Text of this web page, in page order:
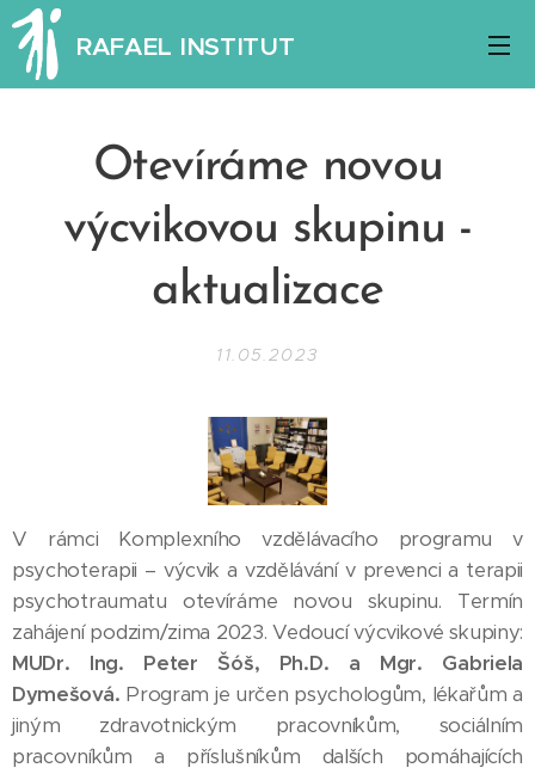
RAFAEL INSTITUT
Otevíráme novou
výcvikovou skupinu -
aktualizace
11.05.2023
V rámci Komplexního vzdělávacího programu v
psychoterapii – výcvik a vzdělávání v prevenci a terapii
psychotraumatu otevíráme novou skupinu. Termín
zahájení podzim/zima 2023. Vedoucí výcvikové skupiny:
MUDr. Ing. Peter Šóš, Ph.D. a Mgr. Gabriela
Dymešová. Program je určen psychologům, lékařům a
jiným zdravotnickým pracovníkům, sociálním
pracovníkům a příslušníkům dalších pomáhajících